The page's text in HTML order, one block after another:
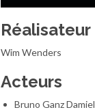
Réalisateur
Wim Wenders
Acteurs
Bruno Ganz Damiel